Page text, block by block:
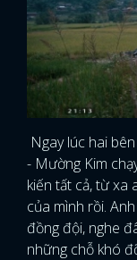
Ngay lúc hai
- Mường Kim
kiến tất cả, từ xa
của mình rồi.
đồng đội, nghe
những chỗ khó